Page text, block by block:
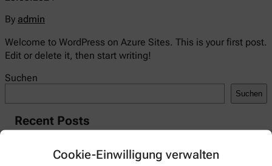
Cookie-Einwilligung verwalten
By admin
Welcome to WordPress on Azure Sites. This is your first post.
Edit or delete it, then start writing!
Suchen
Suchen
Recent Posts